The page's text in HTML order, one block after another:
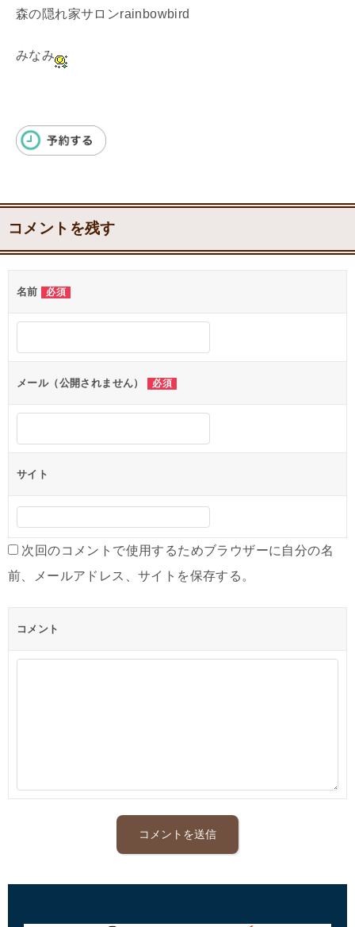
森の隠れ家サロンrainbowbird
みなみ
コメントを残す
名前 必須
メール（公開されません） 必須
サイト
次回のコメントで使用するためブラウザーに自分の名
前、メールアドレス、サイトを保存する。
コメント